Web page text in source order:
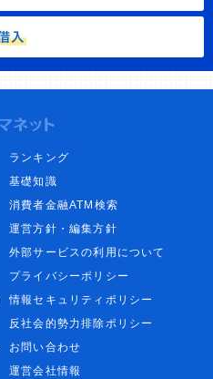
ランキング
基礎知識
消費者金融ATM検索
運営方針・編集方針
外部サービスの利用について
プライバシーポリシー
情報セキュリティポリシー
反社会的勢力排除ポリシー
お問い合わせ
運営会社情報